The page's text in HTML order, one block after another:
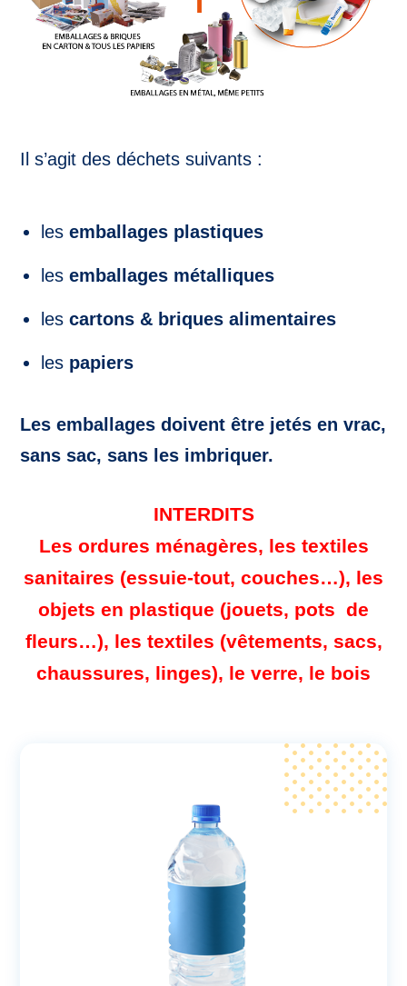
Il s’agit des déchets suivants :
lesemballages plastiques
lesemballages métalliques
les cartons & briques alimentaires
les papiers
Les emballages doivent être jetés en vrac,
sans sac, sans les imbriquer.
INTERDITS
Les ordures ménagères, les textiles
sanitaires (essuie-tout, couches…), les
objets en plastique (jouets, pots de
fleurs…), les textiles (vêtements, sacs,
chaussures, linges), le verre, le bois